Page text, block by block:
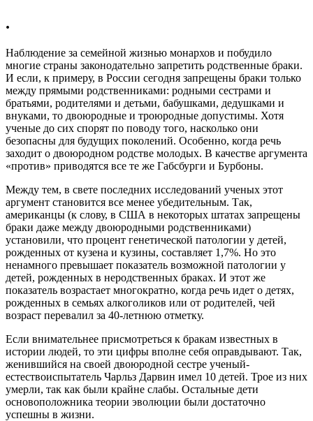
.
Наблюдение за семейной жизнью монархов и побудило
многие страны законодательно запретить родственные браки.
И если, к примеру, в России сегодня запрещены браки только
между прямыми родственниками: родными сестрами и
братьями, родителями и детьми, бабушками, дедушками и
внуками, то двоюродные и троюродные допустимы. Хотя
ученые до сих спорят по поводу того, насколько они
безопасны для будущих поколений. Особенно, когда речь
заходит о двоюродном родстве молодых. В качестве аргумента
«против» приводятся все те же Габсбурги и Бурбоны.
Между тем, в свете последних исследований ученых этот
аргумент становится все менее убедительным. Так,
американцы (к слову, в США в некоторых штатах запрещены
браки даже между двоюродными родственниками)
установили, что процент генетической патологии у детей,
рожденных от кузена и кузины, составляет 1,7%. Но это
ненамного превышает показатель возможной патологии у
детей, рожденных в неродственных браках. И этот же
показатель возрастает многократно, когда речь идет о детях,
рожденных в семьях алкоголиков или от родителей, чей
возраст перевалил за 40-летнюю отметку.
Если внимательнее присмотреться к бракам известных в
истории людей, то эти цифры вполне себя оправдывают. Так,
женившийся на своей двоюродной сестре ученый-
естествоиспытатель Чарльз Дарвин имел 10 детей. Трое из них
умерли, так как были крайне слабы. Остальные дети
основоположника теории эволюции были достаточно
успешны в жизни.